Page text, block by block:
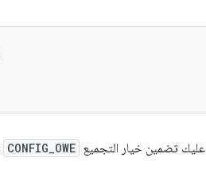
عليك تضمين خيار التجميع CONFIG_OWE